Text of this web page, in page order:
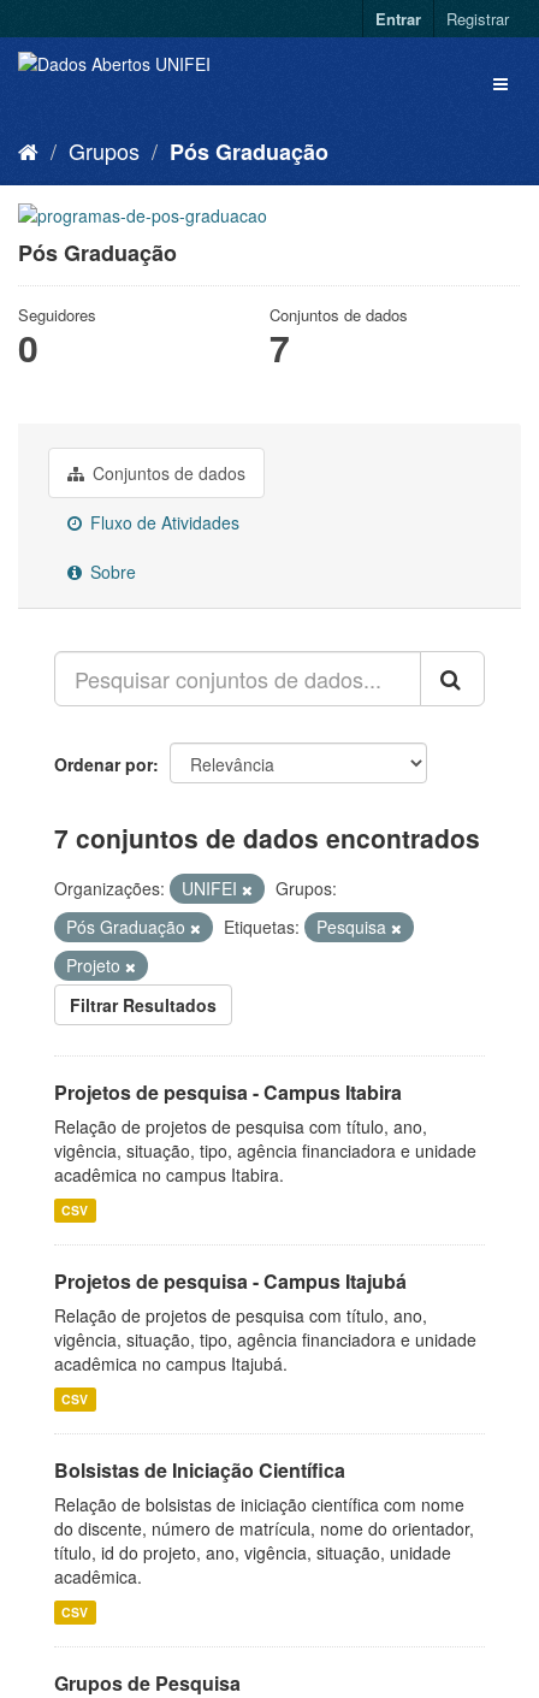
Entrar Registrar
Grupos Pós Graduação
Pós Graduação
Seguidores
0
Conjuntos de dados
7
Conjuntos de dados
Fluxo de Atividades
Sobre
Ordenar por
7 conjuntos de dados encontrados
Organizações: UNIFEI
Grupos:
Pós Graduação
Etiquetas:
Pesquisa
Projeto
Filtrar Resultados
Projetos de pesquisa - Campus Itabira
Relação de projetos de pesquisa com título, ano,
vigência, situação, tipo, agência financiadora e unidade
acadêmica no campus Itabira.
CSV
Projetos de pesquisa - Campus Itajubá
Relação de projetos de pesquisa com título, ano,
vigência, situação, tipo, agência financiadora e unidade
acadêmica no campus Itajubá.
CSV
Bolsistas de Iniciação Científica
Relação de bolsistas de iniciação científica com nome
do discente, número de matrícula, nome do orientador,
título, id do projeto, ano, vigência, situação, unidade
acadêmica.
CSV
Grupos de Pesquisa